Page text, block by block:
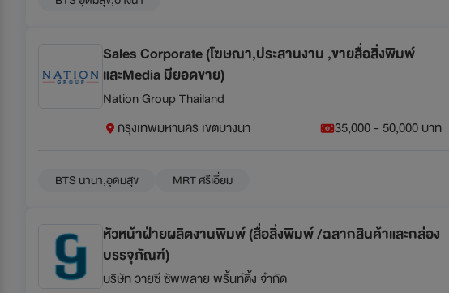
Sales Corporate (โฆษณา,ประสานงาน ,ขายสื่อสิ่งพิมพ์
และMedia มียอดขาย)
Nation Group Thailand
กรุงเทพมหานคร เขตบางนา 35,000 - 50,000 บาท
BTS นานา,อุดมสุข MRT ศรีเอี่ยม
หัวหน้าฝ่ายผลิตงานพิมพ์ (สื่อสิ่งพิมพ์ /ฉลากสินค้าและกล่อง
บรรจุภัณฑ์)
บริษัท วายซี ซัพพลาย พริ้นท์ติ้ง จำกัด